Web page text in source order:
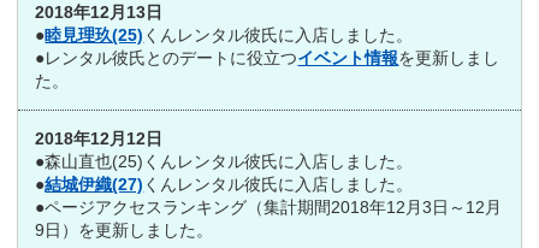
2018年12月13日
●睦見理玖(25) くんレンタル彼氏に入店しました。
●レンタル彼氏とのデートに役立つイベント情報を更新しまし
た。
2018年12月12日
●森山直也(25)くんレンタル彼氏に入店しました。
●結城伊織(27) くんレンタル彼氏に入店しました。
●ページアクセスランキング（集計期間2018年12月3日～12月
9日）を更新しました。